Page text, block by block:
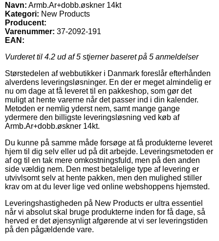
Navn: Armb.Ar+dobb.øskner 14kt
Kategori: New Products
Producent:
Varenummer: 37-2092-191
EAN:
Vurderet til 4.2 ud af 5 stjerner baseret på 5 anmeldelser
Størstedelen af webbutikker i Danmark foreslår efterhånden
alverdens leveringsløsninger. En der er meget almindelig er
nu om dage at få leveret til en pakkeshop, som gør det
muligt at hente varerne når det passer ind i din kalender.
Metoden er nemlig yderst nem, samt mange gange
ydermere den billigste leveringsløsning ved køb af
Armb.Ar+dobb.øskner 14kt.
Du kunne på samme måde forsøge at få produkterne leveret
hjem til dig selv eller ud på dit arbejde. Leveringsmetoden er
af og til en tak mere omkostningsfuld, men på den anden
side vældig nem. Den mest betalelige type af levering er
utvivlsomt selv at hente pakken, men den mulighed stiller
krav om at du lever lige ved online webshoppens hjemsted.
Leveringshastigheden på New Products er ultra essentiel
når vi absolut skal bruge produkterne inden for få dage, så
herved er det øjensynligt afgørende at vi ser leveringstiden
på den pågældende vare.